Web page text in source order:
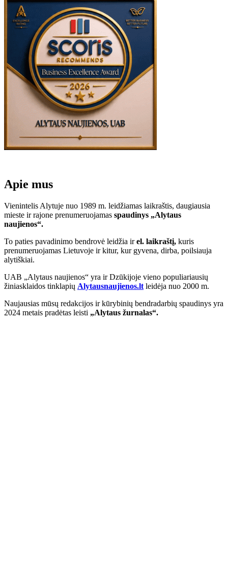
Apie mus
Vienintelis Alytuje nuo 1989 m. leidžiamas laikraštis, daugiausia
mieste ir rajone prenumeruojamas spaudinys „Alytaus
naujienos“.
To paties pavadinimo bendrovė leidžia irel. laikraštį, kuris
prenumeruojamas Lietuvoje ir kitur, kur gyvena, dirba, poilsiauja
alytiškiai.
UAB „Alytaus naujienos“ yra ir Dzūkijoje vieno populiariausių
žiniasklaidos tinklapių Alytausnaujienos.lt leidėja nuo 2000 m.
Naujausias mūsų redakcijos ir kūrybinių bendradarbių spaudinys yra
2024 metais pradėtas leisti „Alytaus žurnalas“.